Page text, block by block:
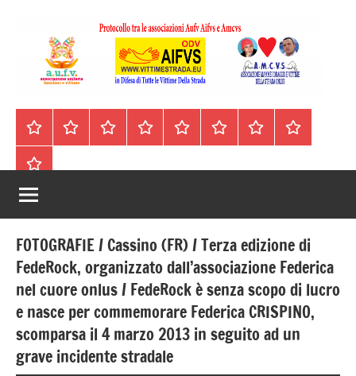
contenuto
A.I.F.V.S.
–
Associazione
Italiana
Familiari
e
Vittime
della
Strada
difesa
di
tutte
vittime
della
strada
HomepageSegnalazioni
Nord
Centro
Sud
ContattiIncidenti
Il
Archivio
FOTOGRAFIE / Cassino (FR) / Terza edizione di
FedeRock, organizzato dall’associazione Federica
nel cuore onlus / FedeRock è senza scopo di lucro
e nasce per commemorare Federica CRISPINO,
scomparsa il 4 marzo 2013 in seguito ad un
grave incidente stradale